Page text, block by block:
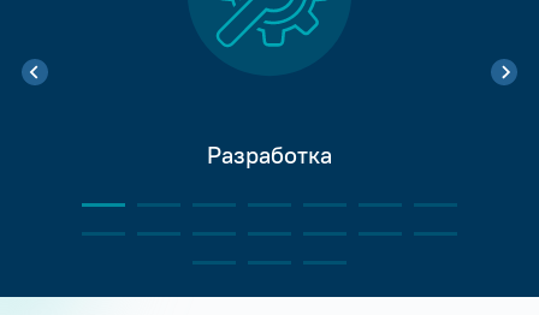
Разработка